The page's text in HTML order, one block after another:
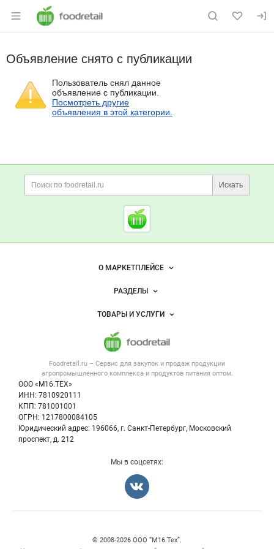
Раздел навигации по сайту
Объявление снято с публикации
Пользователь снял данное
объявление с публикации.
Посмотреть другие
объявления в этой категории.
Дополнительная информация
Поиск по сайту и
Искать
Cсылки на полезные
Foodretail.ru
— продукты
Важные разделы и контакты
Foodretail.ru – Сервис для закупок и продаж продукции
агропромышленного комплекса и продуктов питания оптом.
ООО «М16.ТЕХ»
ИНН: 7810920111
КПП: 781001001
ОГРН: 1217800084105
Юридический адрес: 196066, г. Санкт-Петербург, Московский
проспект, д. 212
Навигация по сайтуО МАРКЕТПЛЕЙСЕ
Новости Foodretail.ru
Размещение рекламы
Публичная оферта
Контактная информация
Политика обработки персональных данных
РАЗДЕЛЫ
Объявления
Новости рынка
Вакансии
ТОВАРЫ И УСЛУГИ
Напитки, соки, вода
Оборудование для пищепрома
Информация о компаниях
Мы в соцсетях:
© 2008‑2026 ООО “М16.Тех”.